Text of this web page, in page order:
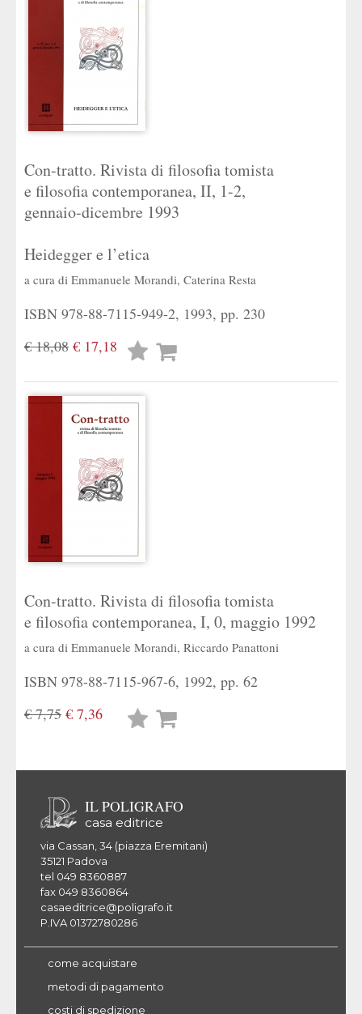
Con-tratto. Rivista di filosofia tomista
e filosofia contemporanea, II, 1-2,
gennaio-dicembre 1993
Heidegger e l’etica
a cura di Emmanuele Morandi, Caterina Resta
ISBN 978-88-7115-949-2, 1993, pp. 230
€ 18,08 € 17,18
Lista
Con-tratto. Rivista di filosofia tomista
e filosofia contemporanea, I, 0, maggio 1992
a cura di Emmanuele Morandi, Riccardo Panattoni
ISBN 978-88-7115-967-6, 1992, pp. 62
€ 7,75 € 7,36
Lista
IL POLIGRAFO
casa editrice
via Cassan, 34 (piazza Eremitani)
35121 Padova
tel 049 8360887
fax 049 8360864
casaeditrice@poligrafo.it
P.IVA 01372780286
come acquistare
metodi di pagamento
costi di spedizione